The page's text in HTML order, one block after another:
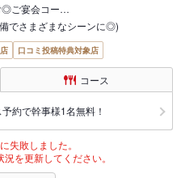
◎ご宴会コー…
でさまざまなシーンに◎)
口コミ投稿特典対象店
コース
約で幹事様1名無料！
失敗しました。
を更新してください。